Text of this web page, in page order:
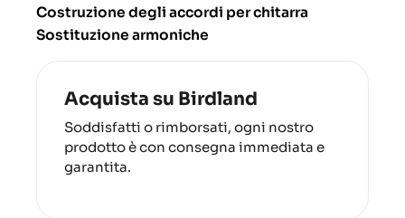
Costruzione degli accordi per chitarra
Sostituzione armoniche
Acquista su Birdland
Soddisfatti o rimborsati, ogni nostro
prodotto è con consegna immediata e
garantita.